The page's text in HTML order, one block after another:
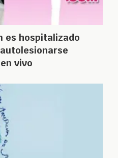
es hospitalizado
vivo